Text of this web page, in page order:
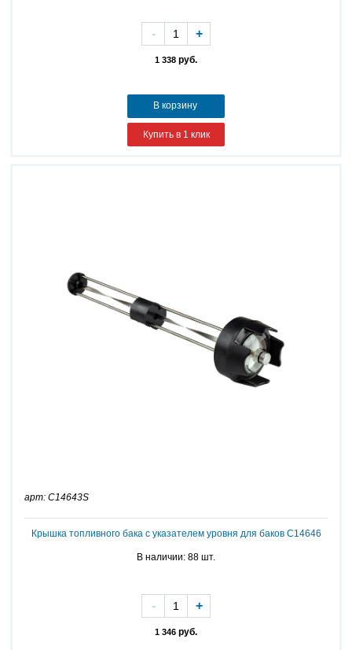
1 338 руб.
- +
В корзину
Купить в 1 клик
арт: C14643S
Крышка топливного бака с указателем уровня для баков C14646
В наличии: 88 шт.
1 346 руб.
- +